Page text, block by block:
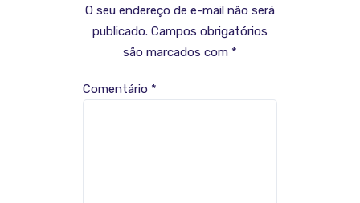
O seu endereço de e-mail não será
publicado. Campos obrigatórios
são marcados com *
Comentário *